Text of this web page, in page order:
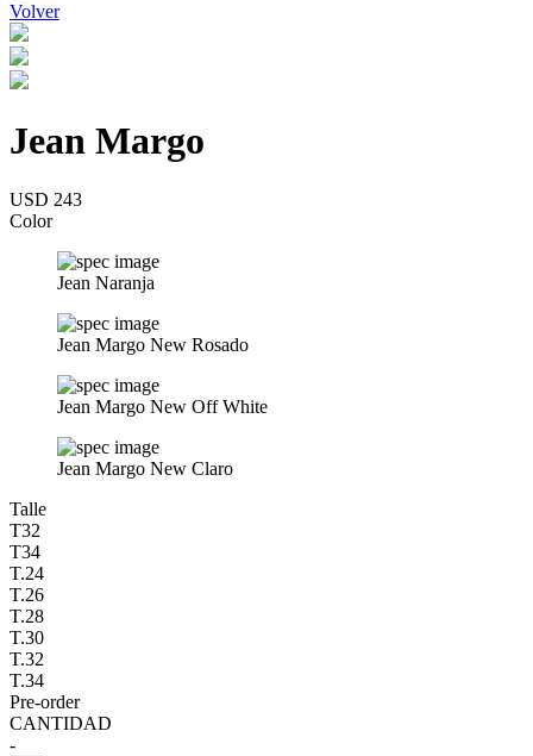
Volver
Jean Margo
USD 243
Color
Jean Naranja
Jean Margo New Rosado
Jean Margo New Off White
Jean Margo New Claro
Talle
T32
T34
T.24
T.26
T.28
T.30
T.32
T.34
Pre-order
CANTIDAD
-